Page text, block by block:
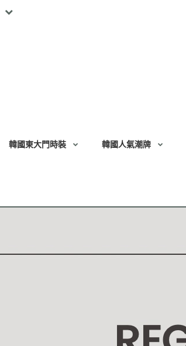
韓國東大門時裝 韓國人氣潮牌